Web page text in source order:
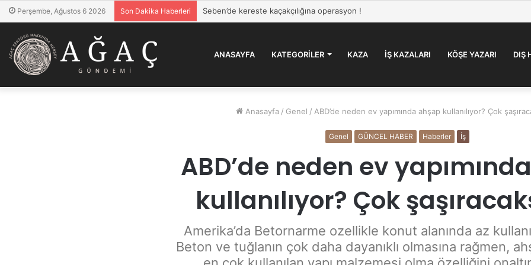
Perşembe, Ağustos 6 2026 Son Dakika Haberleri Seben’de kereste kaçakçılığına operasyon !
ANASAYFA KATEGORILER KAZA İŞ KAZALARI KÖŞE YAZARI DIŞ
Anasayfa / Genel / ABD’de neden ev yapımında ahşap kullanılıyor? Çok
Genel GÜNCEL HABER Haberler İş
ABD’de neden ev
kullanılıyor? Çok
Amerika’da Betornarme ozellikle konut alanında az
Beton ve tuğlanın çok daha dayanıklı olmasına rağmen,